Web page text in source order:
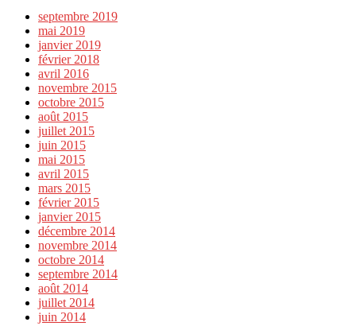
septembre 2019
mai 2019
janvier 2019
février 2018
avril 2016
novembre 2015
octobre 2015
août 2015
juillet 2015
juin 2015
mai 2015
avril 2015
mars 2015
février 2015
janvier 2015
décembre 2014
novembre 2014
octobre 2014
septembre 2014
août 2014
juillet 2014
juin 2014